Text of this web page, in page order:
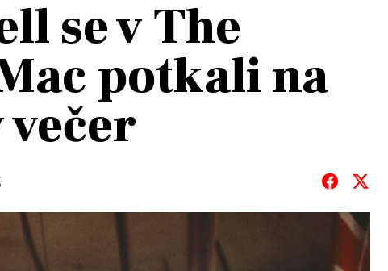
PLAYLIST
JAK NALADIT
se v The
potkali na